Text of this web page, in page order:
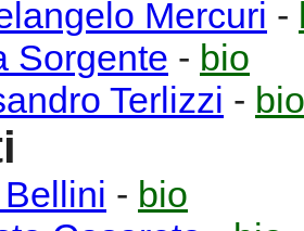
Mercuri -
Sorgente - bio
Terlizzi - bio
Bellini - bio